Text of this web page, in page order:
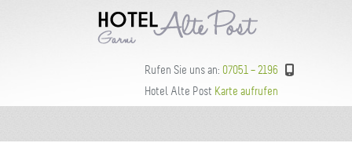
Rufen Sie uns an: 07051 – 2196
Hotel Alte Post Karte aufrufen